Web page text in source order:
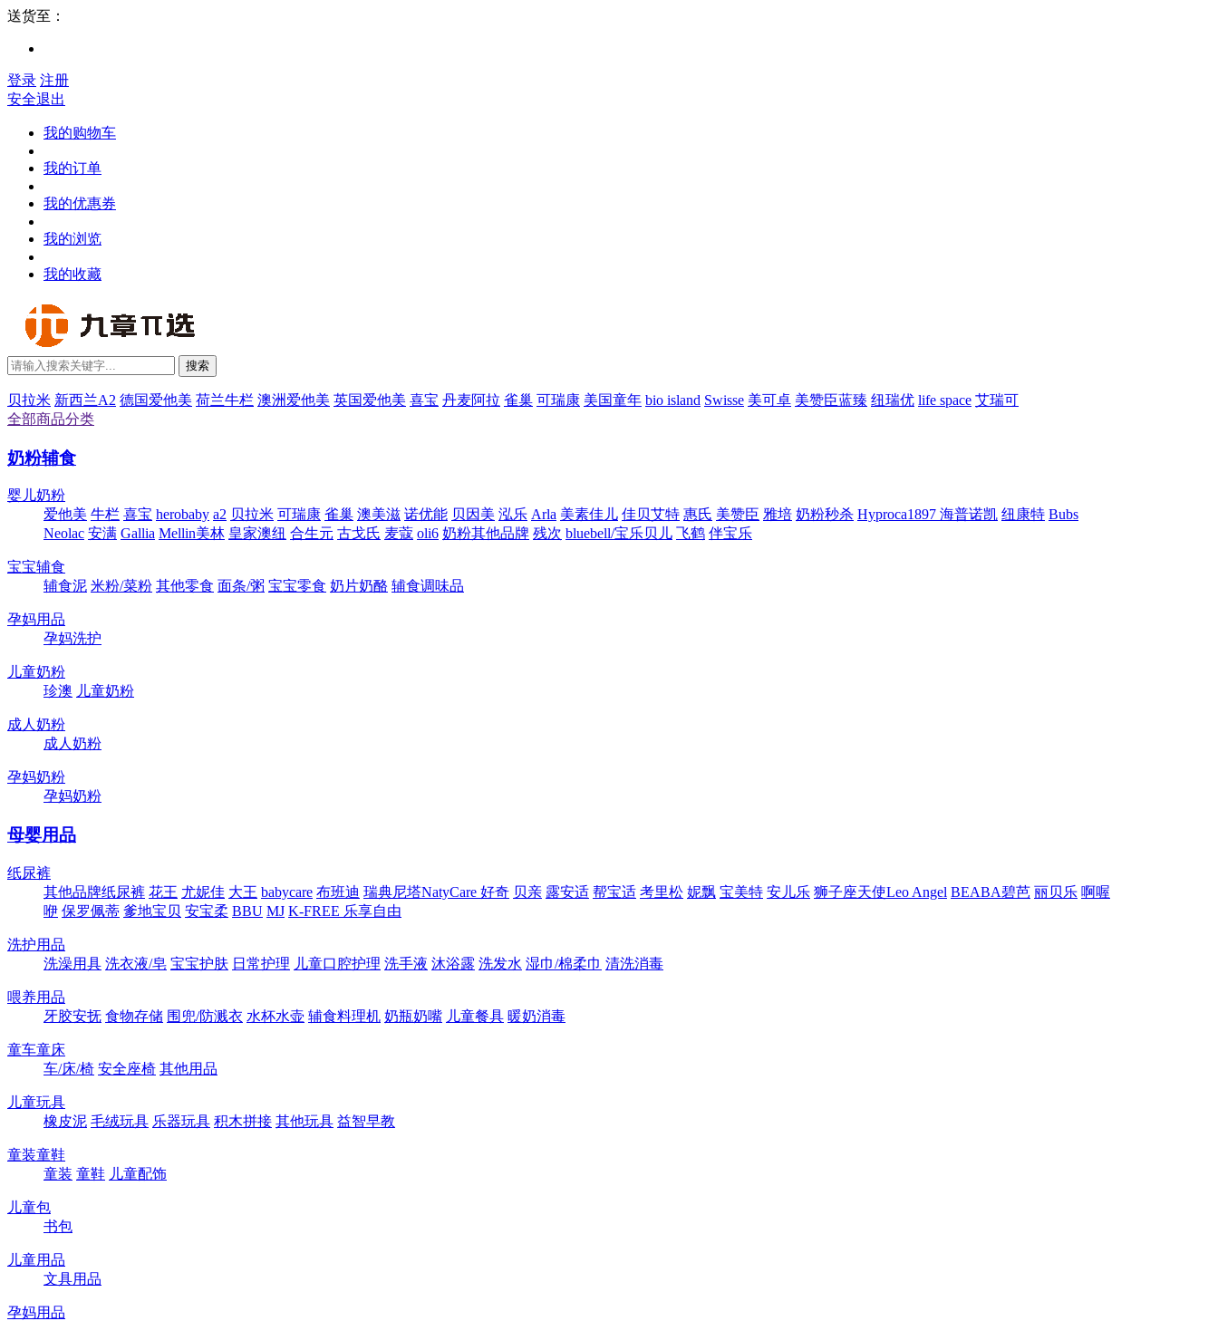
送货至：
登录 注册
安全退出
我的购物车
我的订单
我的优惠券
我的浏览
我的收藏
搜索
贝拉米 新西兰A2 德国爱他美 荷兰牛栏 澳洲爱他美 英国爱他美 喜宝 丹麦阿拉 雀巢 可瑞康 美国童年 bio island Swisse 美可卓 美赞臣蓝臻 纽瑞优 life space 艾瑞可
全部商品分类
奶粉辅食
婴儿奶粉
爱他美 牛栏 喜宝 herobaby a2 贝拉米 可瑞康 雀巢 澳美滋 诺优能 贝因美 泓乐 Arla 美素佳儿 佳贝艾特 惠氏 美赞臣 雅培 奶粉秒杀 Hyproca1897 海普诺凯 纽康特 Bubs
Neolac 安满 Gallia Mellin美林 皇家澳纽 合生元 古戈氏 麦蔻 oli6 奶粉其他品牌 残次 bluebell/宝乐贝儿 飞鹤 伴宝乐
宝宝辅食
辅食泥 米粉/菜粉 其他零食 面条/粥 宝宝零食 奶片奶酪 辅食调味品
孕妈用品
孕妈洗护
儿童奶粉
珍澳 儿童奶粉
成人奶粉
成人奶粉
孕妈奶粉
孕妈奶粉
母婴用品
纸尿裤
其他品牌纸尿裤 花王 尤妮佳 大王 babycare 布班迪 瑞典尼塔NatyCare 好奇 贝亲 露安适 帮宝适 考里松 妮飘 宝美特 安儿乐 狮子座天使Leo Angel BEABA碧芭 丽贝乐 啊喔
咿 保罗佩蒂 爹地宝贝 安宝柔 BBU MJ K-FREE 乐享自由
洗护用品
洗澡用具 洗衣液/皂 宝宝护肤 日常护理 儿童口腔护理 洗手液 沐浴露 洗发水 湿巾/棉柔巾 清洗消毒
喂养用品
牙胶安抚 食物存储 围兜/防溅衣 水杯水壶 辅食料理机 奶瓶奶嘴 儿童餐具 暖奶消毒
童车童床
车/床/椅 安全座椅 其他用品
儿童玩具
橡皮泥 毛绒玩具 乐器玩具 积木拼接 其他玩具 益智早教
童装童鞋
童装 童鞋 儿童配饰
儿童包
书包
儿童用品
文具用品
孕妈用品